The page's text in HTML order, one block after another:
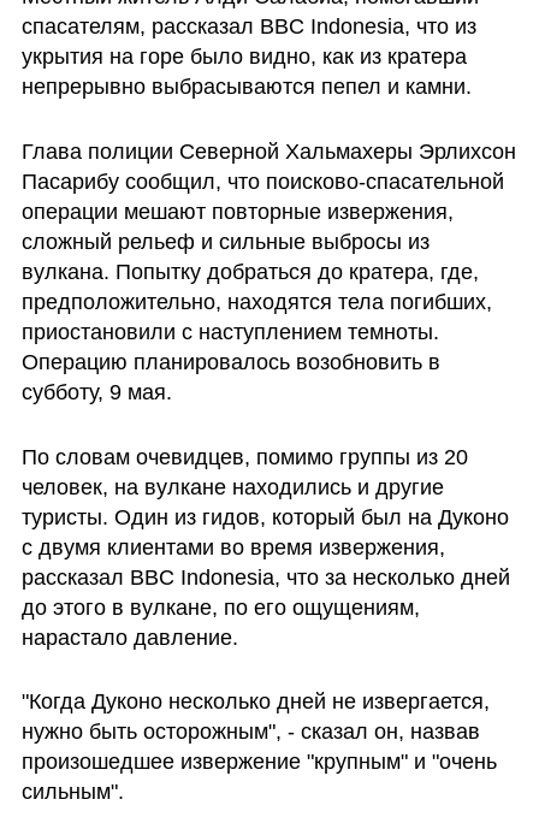
спасателям, рассказал BBC Indonesia, что из
укрытия на горе было видно, как из кратера
непрерывно выбрасываются пепел и камни.
Глава полиции Северной Хальмахеры Эрлихсон
Пасарибу сообщил, что поисково-спасательной
операции мешают повторные извержения,
сложный рельеф и сильные выбросы из
вулкана. Попытку добраться до кратера, где,
предположительно, находятся тела погибших,
приостановили с наступлением темноты.
Операцию планировалось возобновить в
субботу, 9 мая.
По словам очевидцев, помимо группы из 20
человек, на вулкане находились и другие
туристы. Один из гидов, который был на Дуконо
с двумя клиентами во время извержения,
рассказал BBC Indonesia, что за несколько дней
до этого в вулкане, по его ощущениям,
нарастало давление.
"Когда Дуконо несколько дней не извергается,
нужно быть осторожным", - сказал он, назвав
произошедшее извержение "крупным" и "очень
сильным".